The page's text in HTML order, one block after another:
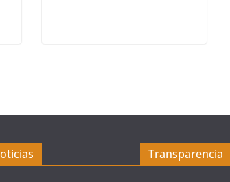
Transparencia